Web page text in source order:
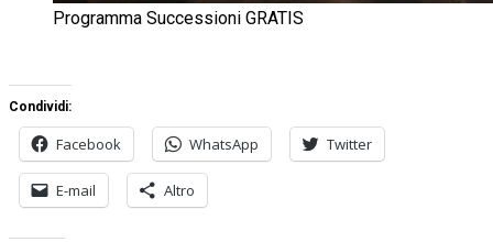
Programma Successioni GRATIS
Condividi:
Facebook WhatsApp Twitter
E-mail Altro